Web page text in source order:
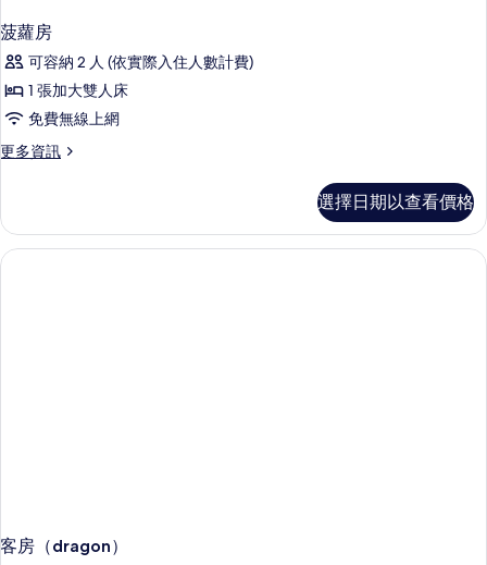
菠蘿房
可容納 2 人 (依實際入住人數計費)
1 張加大雙人床
免費無線上網
更多資訊
更
房
的
詳
選擇日期以查看價格
客房（dragon）